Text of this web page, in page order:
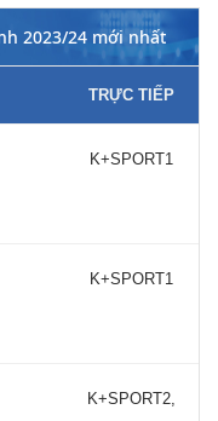
2023/24 mới nhất
TRỰC TIẾP
K+SPORT1
K+SPORT1
K+SPORT2,